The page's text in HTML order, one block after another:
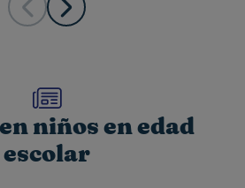
niños en edad
escolar